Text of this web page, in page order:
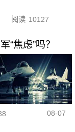
阅读 10127
“焦虑”吗？
08-07